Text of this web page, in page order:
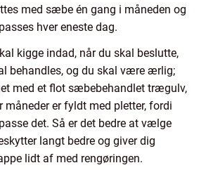
med sæbe én gang i måneden og
hver eneste dag.
kigge indad, når du skal beslutte,
behandles, og du skal være ærlig;
med et flot sæbebehandlet trægulv,
måneder er fyldt med pletter, fordi
det. Så er det bedre at vælge
langt bedre og giver dig
lidt af med rengøringen.